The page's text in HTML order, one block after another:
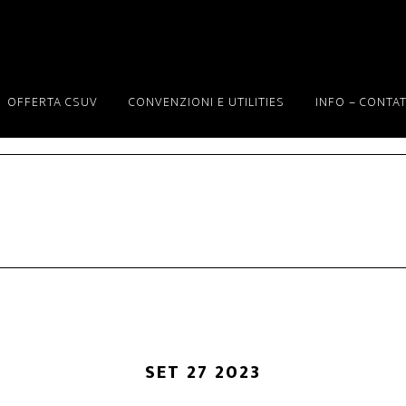
OFFERTA CSUV CONVENZIONI E UTILITIES INFO –
SET 27 2023